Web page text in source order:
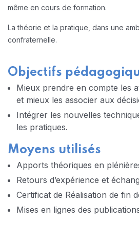
même en cours de formation.
La théorie et la pratique, dans une
confraternelle.
Objectifs
Mieux prendre en compte les
et mieux les associer aux
Intégrer les nouvelles
les pratiques.
Moyens utilisés
Apports théoriques en
Retours d’expérience et
Certificat de Réalisation de fin
Mises en lignes des